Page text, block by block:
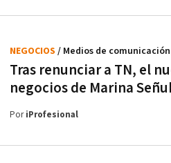
Tras renunciar a TN, el
negocios de Marina
NEGOCIOS / Medios de comunicación
PoriProfesional